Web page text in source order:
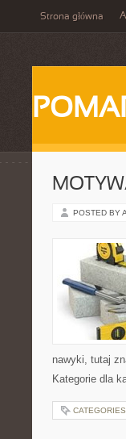
Strona główna
POSTED BY
nawyki, tutaj
Kategorie dla